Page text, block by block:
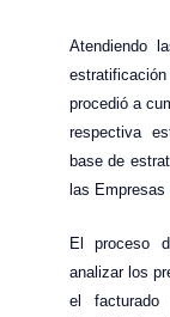
Atendiendo
procedió a
respectiva
base de
las
El proceso
analizar los
el facturado